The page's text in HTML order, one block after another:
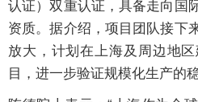
认证）双重认证，具备走向国
资质。据介绍，项目团队接下
放大，计划在上海及周边地
目，进一步验证规模化生产的